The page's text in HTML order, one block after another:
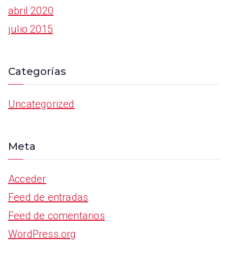
abril 2020
julio 2015
Categorías
Uncategorized
Meta
Acceder
Feed de entradas
Feed de comentarios
WordPress.org